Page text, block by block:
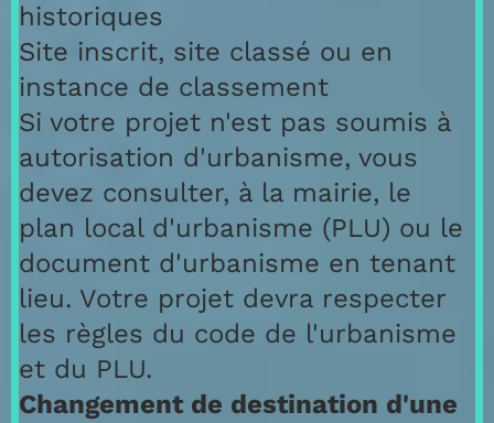
historiques
Site inscrit, site classé ou en
instance de classement
Si votre projet n'est pas soumis à
autorisation d'urbanisme, vous
devez consulter, à la mairie, le
plan local d'urbanisme (PLU) ou le
document d'urbanisme en tenant
lieu. Votre projet devra respecter
les règles du code de l'urbanisme
et du PLU.
Changement de destination d'une